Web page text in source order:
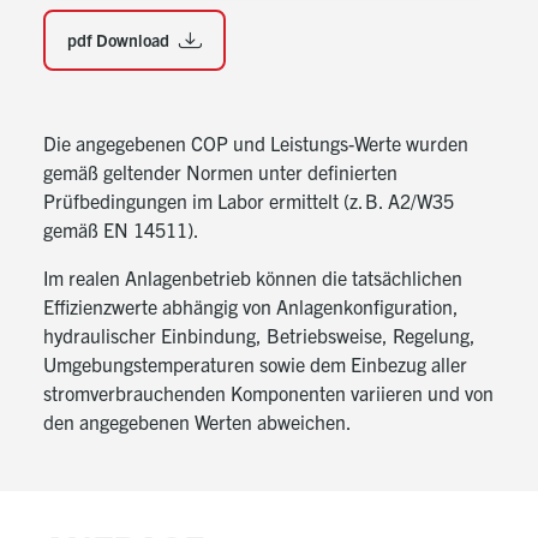
Betriebsmodus und Fern Ein-Aus
Ansteuerung eines zweiten Wärmeerzeugers
Anlage
Automatische Sollwertanhebung über Smart Grid
Funktion
des Mindestheizwasserdurchsatzes
Eine beheizte Kondensatwanne und Schaltkasten
sind Serienausstattung
Hohe Installations- und Wartungsfreundlichkeit
Geringe Betriebskosten
Hinweis:
pdf Download
Die angegebenen COP und Leistungs-Werte wurden
gemäß geltender Normen unter definierten
Prüfbedingungen im Labor ermittelt (z. B. A2/W35
gemäß EN 14511).
Im realen Anlagenbetrieb können die tatsächlichen
Effizienzwerte abhängig von Anlagenkonfiguration,
hydraulischer Einbindung, Betriebsweise, Regelung,
Umgebungstemperaturen sowie dem Einbezug aller
stromverbrauchenden Komponenten variieren und von
den angegebenen Werten abweichen.